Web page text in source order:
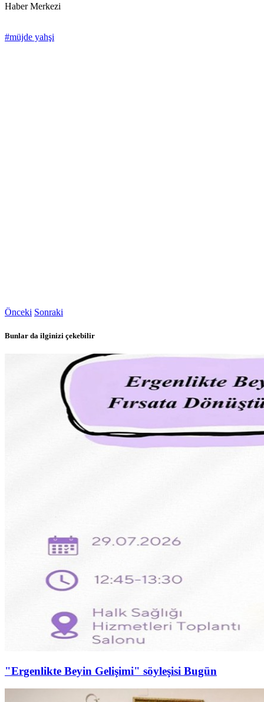
Haber Merkezi
#müjde yahşi
Önceki Sonraki
Bunlar da ilginizi çekebilir
"Ergenlikte Beyin Gelişimi" söyleşisi Bugün